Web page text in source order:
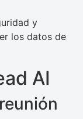
y
los datos de
AI